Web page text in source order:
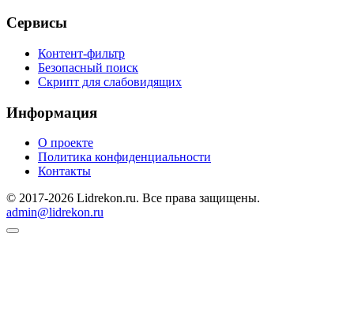
Сервисы
Контент-фильтр
Безопасный поиск
Скрипт для слабовидящих
Информация
О проекте
Политика конфиденциальности
Контакты
© 2017-2026 Lidrekon.ru. Все права защищены.
admin@lidrekon.ru